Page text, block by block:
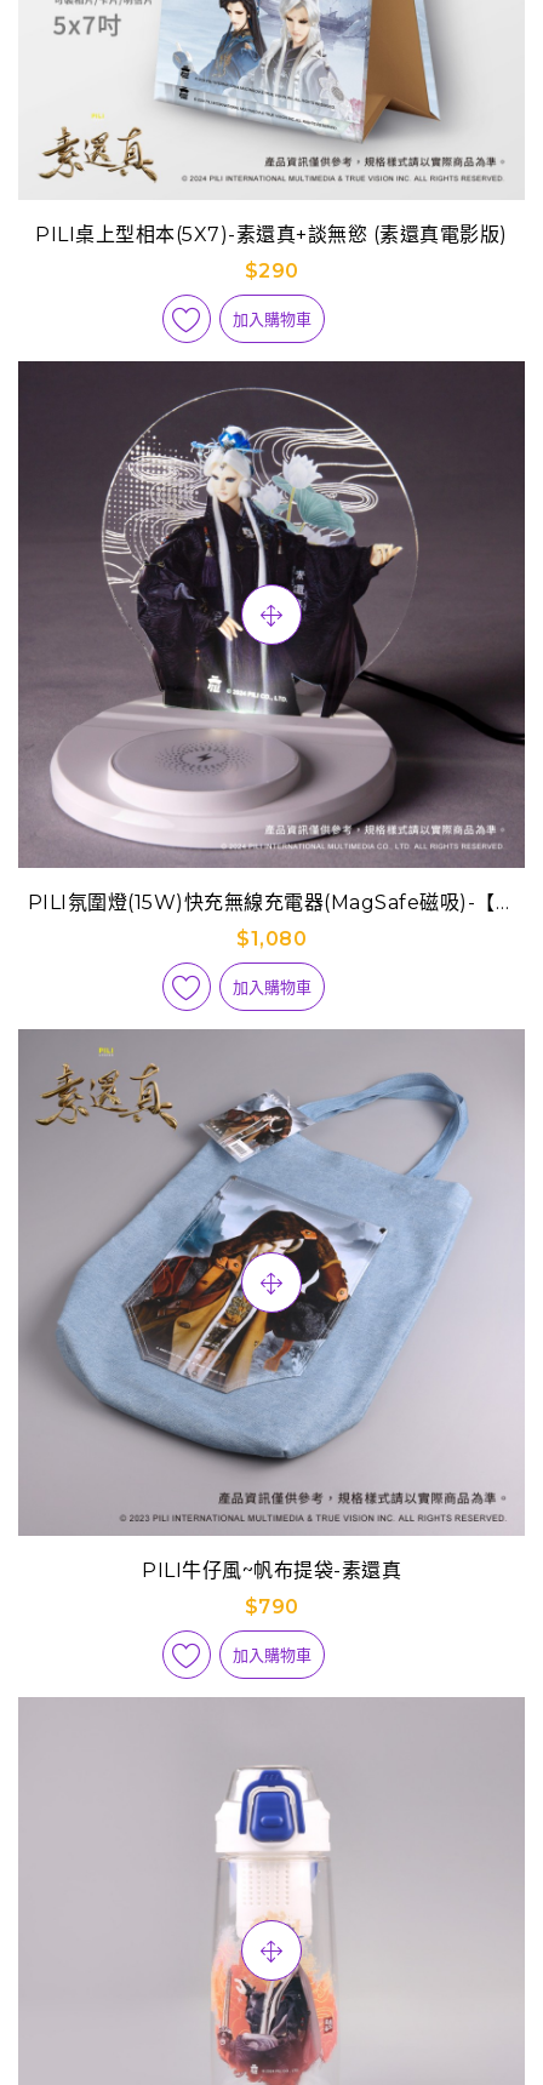
PILI桌上型相本(5X7)-素還真+談無慾 (素還真電影版)
$290
加入購物車
PILI氛圍燈(15W)快充無線充電器(MagSafe磁吸)-【刜
伐世界】素還真
$1,080
加入購物車
PILI牛仔風~帆布提袋-素還真
$790
加入購物車